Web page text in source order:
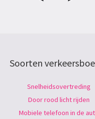
Soorten
Snelheidsovertreding
Door rood licht rijden
Mobiele telefoon in de